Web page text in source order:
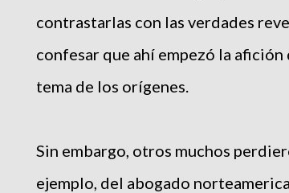
contrastarlas con las verdades
confesar que ahí empezó la
tema de los orígenes.
Sin embargo, otros muchos
ejemplo, del abogado